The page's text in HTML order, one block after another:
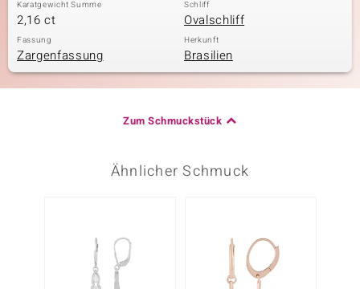
Karatgewicht Summe
2,16 ct
Schliff
Ovalschliff
Fassung
Zargenfassung
Herkunft
Brasilien
Zum Schmuckstück
Ähnlicher Schmuck